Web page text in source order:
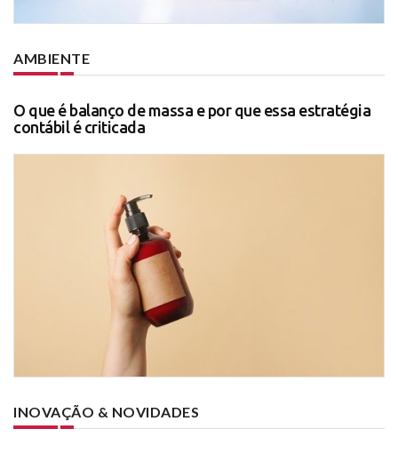
AMBIENTE
O que é balanço de massa e por que essa estratégia
contábil é criticada
INOVAÇÃO & NOVIDADES